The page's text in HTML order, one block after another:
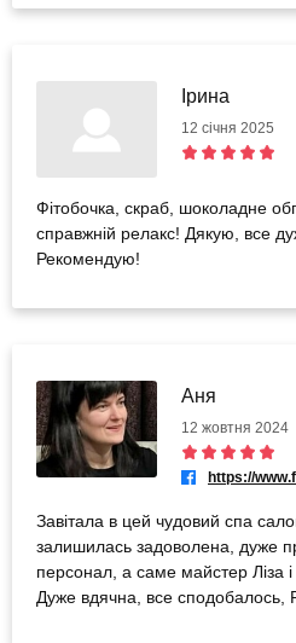
Ірина
12 січня 2025
Фітобочка, скраб, шоколадне
справжній релакс! Дякую, все
Рекомендую!
Аня
12 жовтня 2024
Завітала в цей чудовий спа
залишилась задоволена, дуже
персонал, а саме майстер Ліза і
Дуже вдячна, все сподобалось,